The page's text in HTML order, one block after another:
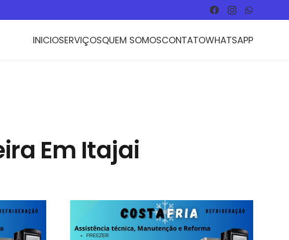
INICIOSERVIÇOSQUEM SOMOSCONTATOWHATSAPP
Em Itajai